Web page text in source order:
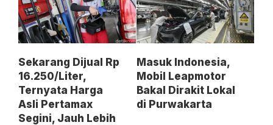
Sekarang Dijual Rp
16.250/Liter,
Ternyata Harga
Asli Pertamax
Segini, Jauh Lebih
Masuk Indonesia,
Mobil Leapmotor
Bakal Dirakit Lokal
di Purwakarta